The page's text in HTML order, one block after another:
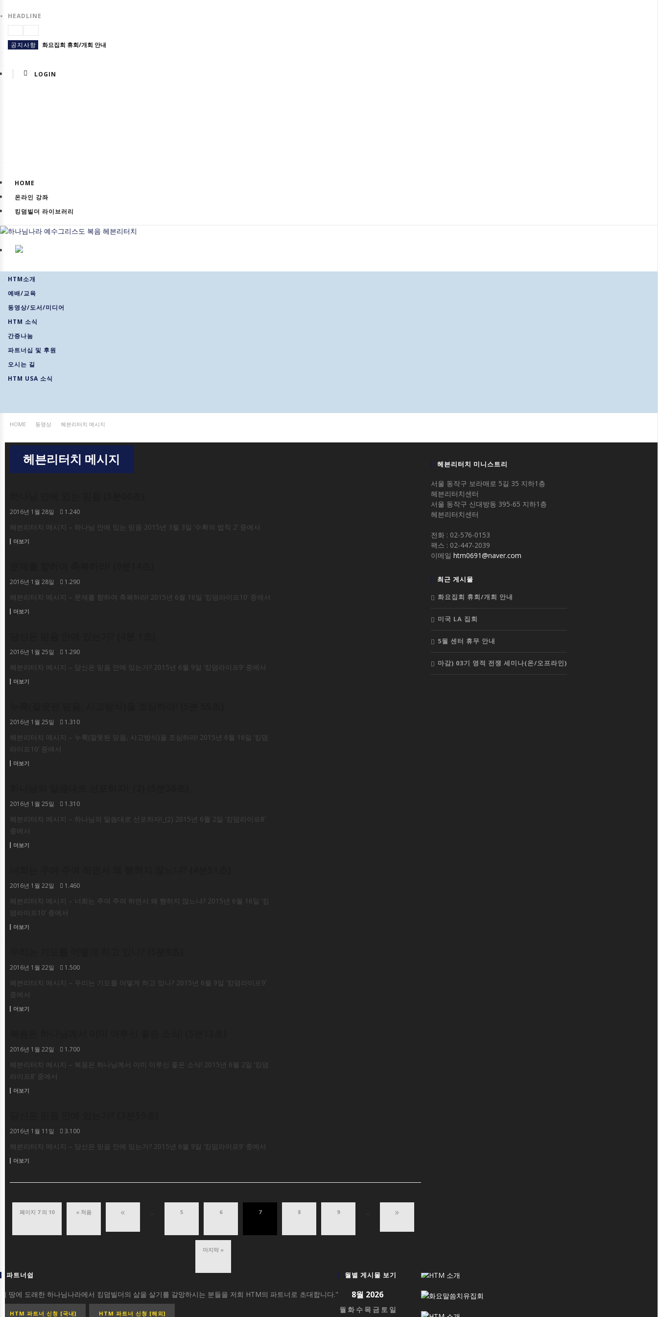
HEADLINE
공지사항 화요집회 휴회/개회 안내
공지사항
교육일정
HTM USA 소식
LOGIN
HOME
온라인 강좌
킹덤빌더 라이브러리
HTM소개
예배/교육
동영상/도서/미디어
HTM 소식
간증나눔
파트너십 및 후원
오시는 길
HTM USA 소식
HOME 동영상 헤븐리터치 메시지
헤븐리터치 메시지
2016년 1월 28일 1.240
헤븐리터치 메시지 – 하나님 안에 있는 믿음 2015년 3월 3일 ‘수확의 법칙 2’ 중에서
더보기
2016년 1월 28일 1.290
헤븐리터치 메시지 – 문제를 향하여 축복하라! 2015년 6월 16일 ‘킹덤라이프10’ 중에서
더보기
2016년 1월 25일 1.290
헤븐리터치 메시지 – 당신은 믿음 안에 있는가? 2015년 6월 9일 ‘킹덤라이프9’ 중에서
더보기
2016년 1월 25일 1.310
헤븐리터치 메시지 – 누룩(잘못된 믿음, 사고방식)을 조심하라! 2015년 6월 16일 ‘킹덤
라이프10’ 중에서
더보기
2016년 1월 25일 1.310
헤븐리터치 메시지 – 하나님의 말씀대로 선포하자!_(2) 2015년 6월 2일 ‘킹덤라이프8’
중에서
더보기
2016년 1월 22일 1.460
헤븐리터치 메시지 – 너희는 주여 주여 하면서 왜 행하지 않느냐? 2015년 6월 16일 ‘킹
덤라이프10’ 중에서
더보기
2016년 1월 22일 1.500
헤븐리터치 메시지 – 우리는 기도를 어떻게 하고 있나? 2015년 6월 9일 ‘킹덤라이프9’
중에서
더보기
2016년 1월 22일 1.700
헤븐리터치 메시지 – 복음은 하나님께서 이미 이루신 좋은 소식! 2015년 6월 2일 ‘킹덤
라이프8’ 중에서
더보기
2016년 1월 11일 3.100
헤븐리터치 메시지 – 당신은 믿음 안에 있는가? 2015년 6월 9일 ‘킹덤라이프9’ 중에서
더보기
페이지 7 의 10 « 처음 « ... 5 6 7 8 9 ... »
마지막 »
헤븐리터치 미니스트리
서울 동작구 보라매로 5길 35 지하1층
헤븐리터치센터
서울 동작구 신대방동 395-65 지하1층
헤븐리터치센터
전화 : 02-576-0153
팩스 : 02-447-2039
이메일 htm0691@naver.com
최근 게시물
화요집회 휴회/개회 안내
미국 LA 집회
5월 센터 휴무 안내
마감) 03기 영적 전쟁 세미나(온/오프라인)
파트너쉽
이 땅에 도래한 하나님나라에서 킹덤빌더의 삶을 살기를 갈망하시는 분들을 저희 HTM의 파트너로 초대합니다."
HTM 파트너 신청 [국내] HTM 파트너 신청 [해외]
월별 게시물 보기
8월 2026
월 화 수 목 금 토 일